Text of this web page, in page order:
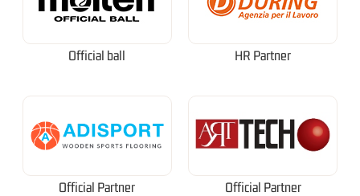
Official ball HR Partner
Official Partner Official Partner